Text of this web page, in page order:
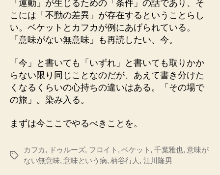
「運動」が生じるための「条件」の話であり、そ
こには「不動の差異」が存在するということらし
い。ベケットとカフカが例にあげられている。
「意味がない無意味」も再読したい、今。
「今」と書いても「いずれ」と書いても取りかか
らない限り同じことなのだが、あえて書き分けた
くなるくらいの心持ちの違いはある。「その場で
の旅」。染み入る。
まずは今ここでやるべきことを。
タ
カフカ, ドゥルーズ, フロイト ,ベケット , 千葉雅也,意味が
ない無意味,意味という病,柄谷行人 , 江川隆男